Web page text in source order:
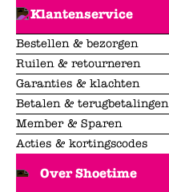
Klantenservice
Bestellen & bezorgen
Ruilen & retourneren
Garanties & klachten
Betalen & terugbetalingen
Member & Sparen
Acties & kortingscodes
Over Shoetime